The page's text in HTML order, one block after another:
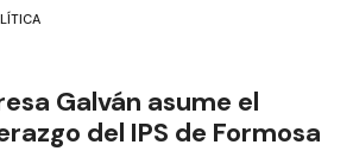
Galván asume el
del IPS de Formosa